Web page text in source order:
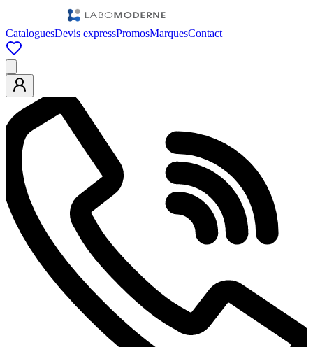
CataloguesDevis expressPromosMarquesContact